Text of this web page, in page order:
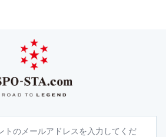
トのメールアドレスを入力してくだ